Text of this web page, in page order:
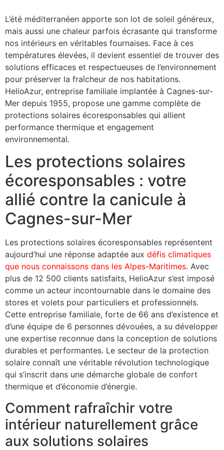
L’été méditerranéen apporte son lot de soleil généreux,
mais aussi une chaleur parfois écrasante qui transforme
nos intérieurs en véritables fournaises. Face à ces
températures élevées, il devient essentiel de trouver des
solutions efficaces et respectueuses de l’environnement
pour préserver la fraîcheur de nos habitations.
HelioAzur, entreprise familiale implantée à Cagnes-sur-
Mer depuis 1955, propose une gamme complète de
protections solaires écoresponsables qui allient
performance thermique et engagement
environnemental.
Les protections solaires
écoresponsables : votre
allié contre la canicule à
Cagnes-sur-Mer
Les protections solaires écoresponsables représentent
aujourd’hui une réponse adaptée aux défis climatiques
que nous connaissons dans les Alpes-Maritimes. Avec
plus de 12 500 clients satisfaits, HelioAzur s’est imposé
comme un acteur incontournable dans le domaine des
stores et volets pour particuliers et professionnels.
Cette entreprise familiale, forte de 66 ans d’existence et
d’une équipe de 6 personnes dévouées, a su développer
une expertise reconnue dans la conception de solutions
durables et performantes. Le secteur de la protection
solaire connaît une véritable révolution technologique
qui s’inscrit dans une démarche globale de confort
thermique et d’économie d’énergie.
Comment rafraîchir votre
intérieur naturellement grâce
aux solutions solaires